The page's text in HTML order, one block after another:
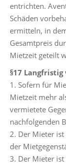
entrichten.
Schäden
ermitteln, in
Gesamtpreis
Mietzeit geteilt
§17
1. Sofern für
Mietzeit mehr
vermietete
nachfolgenden
2. Der Mieter
der
3. Der Mieter